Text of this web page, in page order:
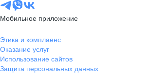
Мобильное приложение
Этика и комплаенс
Оказание услуг
Использование сайтов
Защита персональных данных